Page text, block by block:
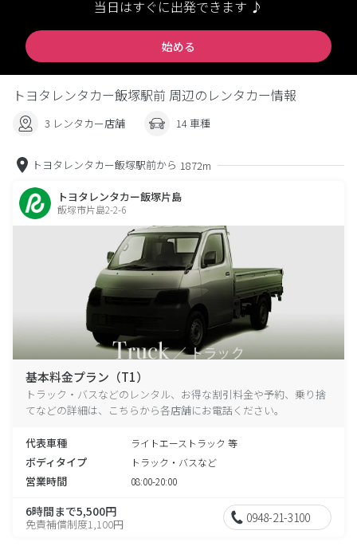
当日はすぐに出発できます ♪
始める
トヨタレンタカー飯塚駅前 周辺のレンタカー情報
3 レンタカー店舗 14 車種
トヨタレンタカー飯塚駅前から 1872m
トヨタレンタカー飯塚片島
飯塚市片島2-2-6
基本料金プラン（T1）
トラック・バスなどのレンタル、お得な割引料金や予約、乗り捨
てなどの詳細は、こちらから各店舗にお電話ください。
代表車種 ライトエーストラック 等
ボディタイプ トラック・バスなど
営業時間 08:00-20:00
6時間まで5,500円
免責補償制度1,100円 0948-21-3100